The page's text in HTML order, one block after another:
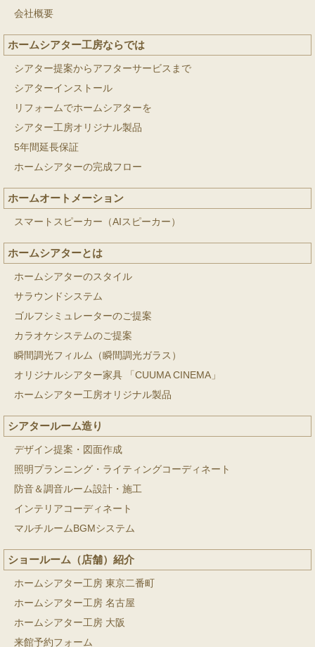
会社概要
ホームシアター工房ならでは
シアター提案からアフターサービスまで
シアターインストール
リフォームでホームシアターを
シアター工房オリジナル製品
5年間延長保証
ホームシアターの完成フロー
ホームオートメーション
スマートスピーカー（AIスピーカー）
ホームシアターとは
ホームシアターのスタイル
サラウンドシステム
ゴルフシミュレーターのご提案
カラオケシステムのご提案
瞬間調光フィルム（瞬間調光ガラス）
オリジナルシアター家具 「CUUMA CINEMA」
ホームシアター工房オリジナル製品
シアタールーム造り
デザイン提案・図面作成
照明プランニング・ライティングコーディネート
防音＆調音ルーム設計・施工
インテリアコーディネート
マルチルームBGMシステム
ショールーム（店舗）紹介
ホームシアター工房 東京二番町
ホームシアター工房 名古屋
ホームシアター工房 大阪
来館予約フォーム